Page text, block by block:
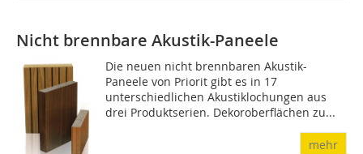
Nicht brennbare Akustik-Paneele
Die neuen nicht brennbaren Akustik-
Paneele von Priorit gibt es in 17
unterschiedlichen Akustiklochungen aus
drei Produktserien. Dekoroberflächen zu...
mehr